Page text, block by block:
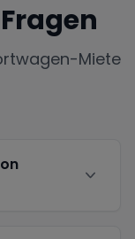
Miete